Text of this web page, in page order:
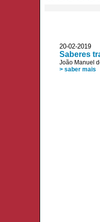
20-02-
Saberes
João Manuel
> saber mais